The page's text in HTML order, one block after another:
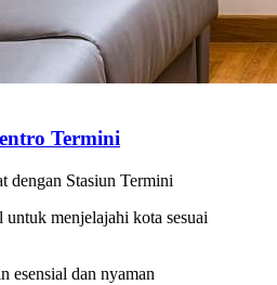
Termini
dengan Stasiun Termini
untuk menjelajahi kota sesuai
esensial dan nyaman